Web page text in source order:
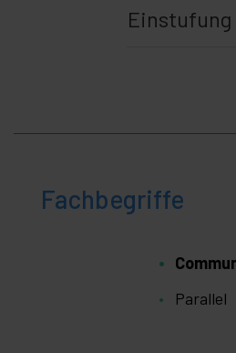
Einstufung
Fachbegriffe
Parallel